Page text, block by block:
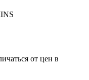
от цен в